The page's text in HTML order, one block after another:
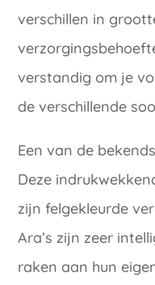
verschillen in
verstandig om je
de verschillende
Een van de
Deze
zijn felgekleurde
Ara’s zijn zeer
raken aan hun